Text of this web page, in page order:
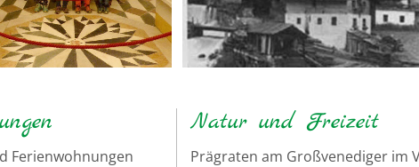
Ferienwohnungen
Natur und Freizeit
Prägraten am Großvenediger im